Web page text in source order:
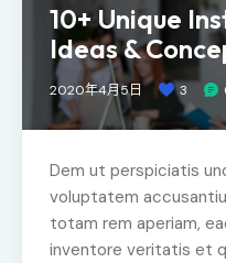
10+ Unique
Ideas &
2020年4月5日 3
Dem ut perspiciatis
voluptatem
totam rem aperiam,
inventore veritatis et